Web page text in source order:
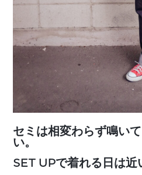
セミは相変わらず鳴い
い。
SET UPで着れる日は近